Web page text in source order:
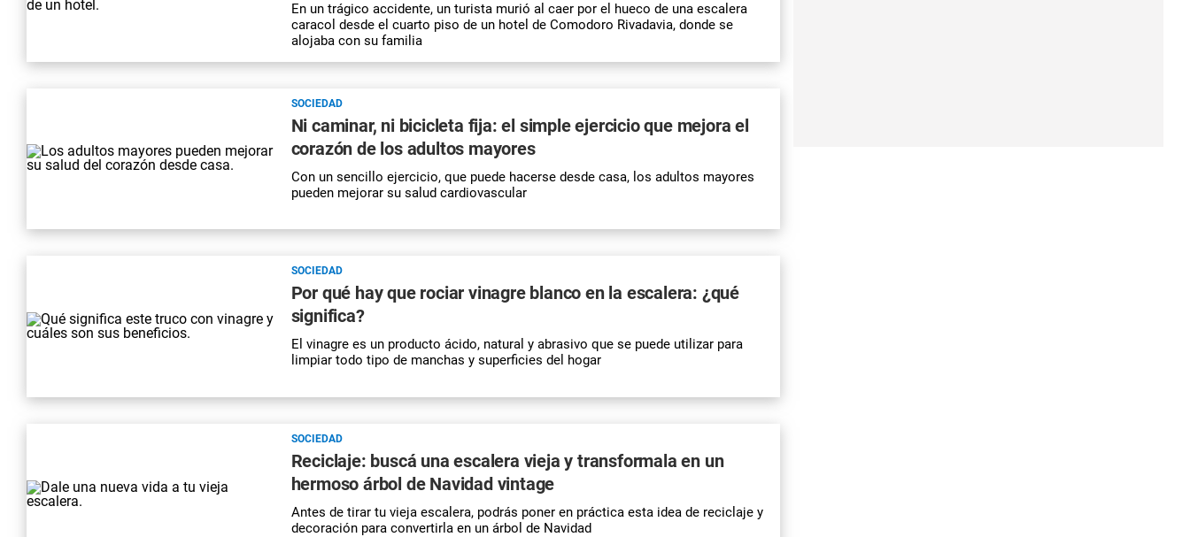
En un trágico accidente, un turista murió al caer por el hueco de una escalera
caracol desde el cuarto piso de un hotel de Comodoro Rivadavia, donde se
alojaba con su familia
SOCIEDAD
Ni caminar, ni bicicleta fija: el simple ejercicio que mejora el
corazón de los adultos mayores
Con un sencillo ejercicio, que puede hacerse desde casa, los adultos mayores
pueden mejorar su salud cardiovascular
SOCIEDAD
Por qué hay que rociar vinagre blanco en la escalera: ¿qué
significa?
El vinagrees un producto ácido, natural y abrasivo que se puede utilizar para
limpiartodo tipo de manchas y superficies del hogar
SOCIEDAD
Reciclaje: buscá una escalera vieja y transformala en un
hermoso árbol de Navidad vintage
Antes de tirar tu vieja escalera, podrás poner en práctica esta idea de reciclaje y
decoración para convertirla en un árbol de Navidad